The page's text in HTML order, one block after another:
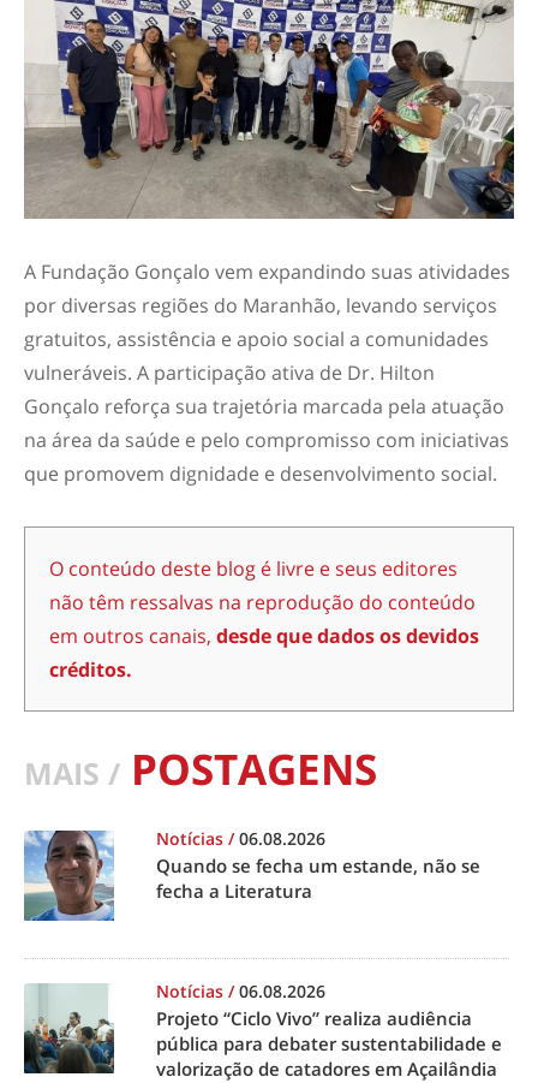
A Fundação Gonçalo vem expandindo suas atividades
por diversas regiões do Maranhão, levando serviços
gratuitos, assistência e apoio social a comunidades
vulneráveis. A participação ativa de Dr. Hilton
Gonçalo reforça sua trajetória marcada pela atuação
na área da saúde e pelo compromisso com iniciativas
que promovem dignidade e desenvolvimento social.
O conteúdo deste blog é livre e seus editores
não têm ressalvas na reprodução do conteúdo
em outros canais, desde que dados os devidos
créditos.
MAIS / POSTAGENS
Notícias /06.08.2026
Quando se fecha um estande, não se
fecha a Literatura
Notícias /06.08.2026
Projeto “Ciclo Vivo” realiza audiência
pública para debater sustentabilidade e
valorização de catadores em Açailândia